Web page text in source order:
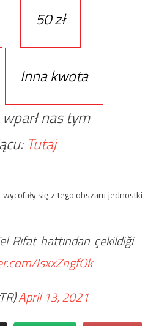
50 zł
Inna kwota
nas tym
Tutaj
się z tego obszaru jednostki
Rıfat hattından çekildiği
IsxxZngfOk
April 13, 2021